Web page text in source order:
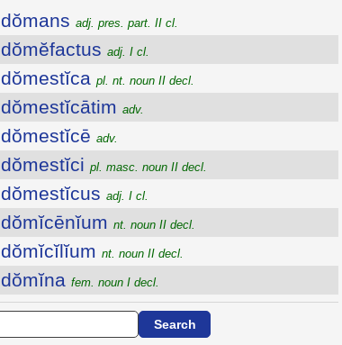
dŏmans adj. pres. part. II cl.
dŏmĕfactus adj. I cl.
dŏmestĭca pl. nt. noun II decl.
dŏmestĭcātim adv.
dŏmestĭcē adv.
dŏmestĭci pl. masc. noun II decl.
dŏmestĭcus adj. I cl.
dŏmĭcēnĭum nt. noun II decl.
dŏmĭcĭlĭum nt. noun II decl.
dŏmĭna fem. noun I decl.